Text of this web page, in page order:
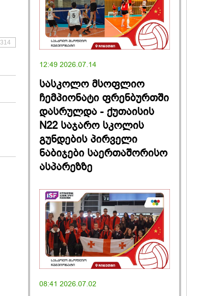
314
12:49 2026.07.14
სასკოლო მსოფლიო
ჩემპიონატი ფრენბურთში
დასრულდა - ქუთაისის
N22 საჯარო სკოლის
გუნდების პირველი
ნაბიჯები საერთაშორისო
ასპარეზზე
08:41 2026.07.02